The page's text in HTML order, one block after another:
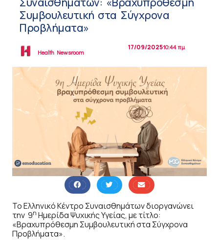
Συμβουλευτική στα Σύγχρονα
Προβλήματα»
Health Newsroom
17/09/202510:44 πμ
Το Ελληνικό Κέντρο Συναισθημάτων διοργανώνει
την 9η Ημερίδα Ψυχικής Υγείας, με τίτλο:
«Βραχυπρόθεσμη Συμβουλευτική στα Σύγχρονα
Προβλήματα».